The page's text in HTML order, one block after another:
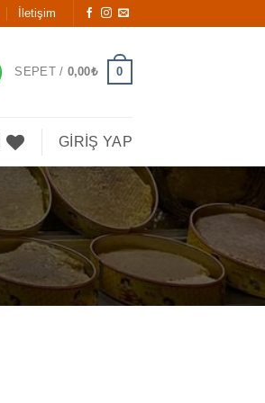
İletişim
SEPET / 0,00₺ 0
GIRIŞ YAP